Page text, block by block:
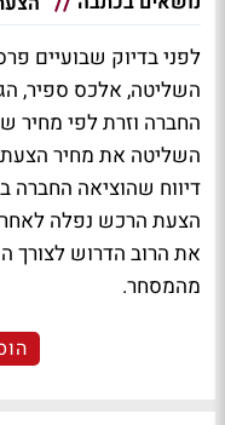
השליטה, אלכס ספיר,
דיווח שהוציאה החברה
הצעת הרכש נפלה
את הרוב הדרוש
מהמסחר.